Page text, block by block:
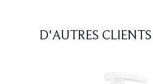
D'AUTRES